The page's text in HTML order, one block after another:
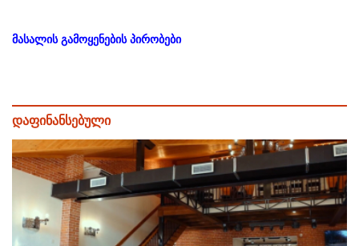
მასალის გამოყენების პირობები
დაფინანსებული